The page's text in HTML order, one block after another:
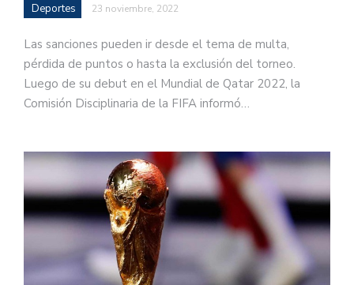
Deportes 23 noviembre, 2022
Las sanciones pueden ir desde el tema de multa,
pérdida de puntos o hasta la exclusión del torneo.
Luego de su debut en el Mundial de Qatar 2022, la
Comisión Disciplinaria de la FIFA informó…